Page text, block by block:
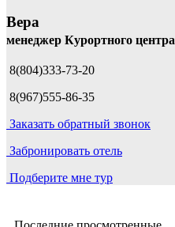
Вера
менеджер Курортного центра
8(804)333-73-20
8(967)555-86-35
Заказать обратный звонок
Забронировать отель
Подберите мне тур